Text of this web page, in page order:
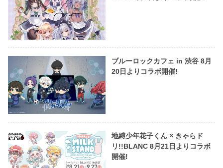
ブルーロックカフェ in 渋谷 8月
20日よりコラボ開催!
地縛少年花子くん × きゃらド
リ!!BLANC 8月21日よりコラボ
開催!